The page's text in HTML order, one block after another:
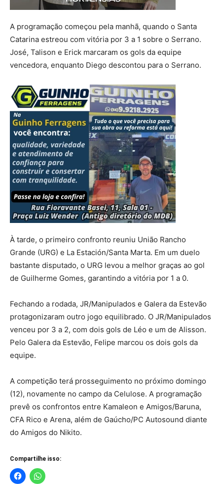
A programação começou pela manhã, quando o Santa
Catarina estreou com vitória por 3 a 1 sobre o Serrano.
José, Talison e Erick marcaram os gols da equipe
vencedora, enquanto Diego descontou para o Serrano.
À tarde, o primeiro confronto reuniu União Rancho
Grande (URG) e La Estación/Santa Marta. Em um duelo
bastante disputado, o URG levou a melhor graças ao gol
de Guilherme Gomes, garantindo a vitória por 1 a 0.
Fechando a rodada, JR/Manipulados e Galera da Estevão
protagonizaram outro jogo equilibrado. O JR/Manipulados
venceu por 3 a 2, com dois gols de Léo e um de Alisson.
Pelo Galera da Estevão, Felipe marcou os dois gols da
equipe.
A competição terá prosseguimento no próximo domingo
(12), novamente no campo da Celulose. A programação
prevê os confrontos entre Kamaleon e Amigos/Baruna,
CFA Rico e Arena, além de Gaúcho/PC Autosound diante
do Amigos do Nikito.
Compartilhe isso: